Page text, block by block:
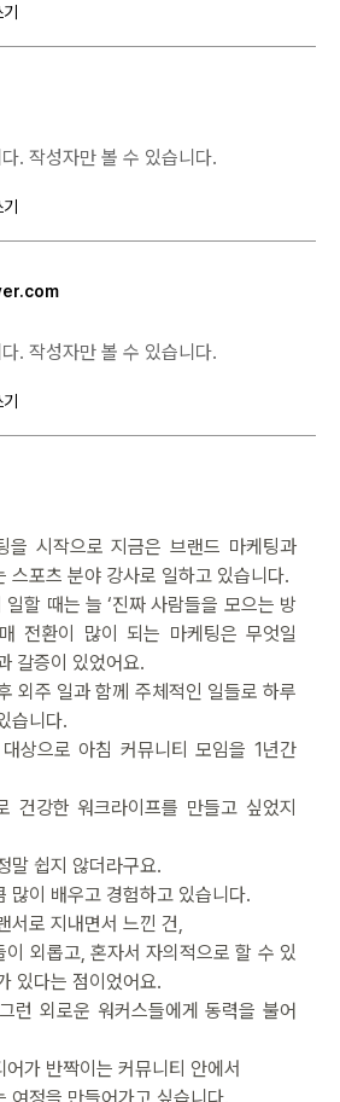
. 작성자만 볼 수 있습니다.
. 작성자만 볼 수 있습니다.
을 시작으로 지금은 브랜드 마케팅과
스포츠 분야 강사로 일하고 있습니다.
일할 때는 늘 ‘진짜 사람들을 모으는 방
매 전환이 많이 되는 마케팅은 무엇일
갈증이 있었어요.
외주 일과 함께 주체적인 일들로 하루
습니다.
대상으로 아침 커뮤니티 모임을 1년간
건강한 워크라이프를 만들고 싶었지
말 쉽지 않더라구요.
많이 배우고 경험하고 있습니다.
서로 지내면서 느낀 건,
이 외롭고, 혼자서 자의적으로 할 수 있
있다는 점이었어요.
런 외로운 워커스들에게 동력을 불어
어가 반짝이는 커뮤니티 안에서